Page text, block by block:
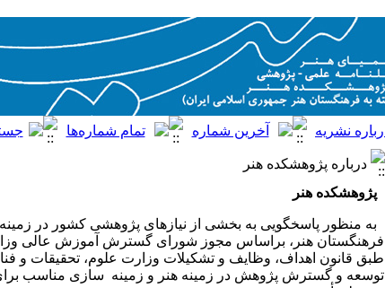
درباره پژوهشکده هنر
پژوهشکده هنر
به منظور پاسخگویی به بخشی از نیازهای پژوهشی کشور در زمینه
فرهنگستان هنر، براساس مجوز شورای گسترش آموزش عالی
توسعه و گسترش پژوهش در زمینه هنر و زمینه ‌ سازی مناسب